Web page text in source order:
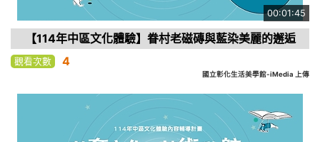
00:01:45
【114年中區文化體驗】眷村老磁磚與藍染美麗的邂逅
觀看次數 4
國立彰化生活美學館-iMedia 上傳